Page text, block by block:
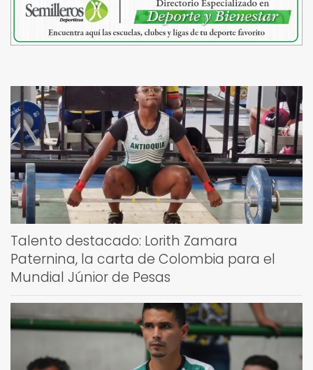
Talento destacado: Lorith Zamara
Paternina, la carta de Colombia para el
Mundial Júnior de Pesas